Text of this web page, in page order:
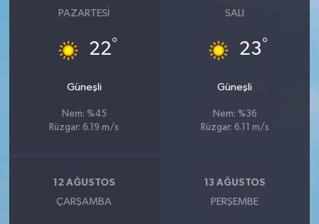
PAZARTESI
22°
Güneşli
Nem: %45
Rüzgar: 6.19 m/s
SALI
23°
Güneşli
Nem: %36
Rüzgar: 6.11 m/s
12 AĞUSTOS
ÇARŞAMBA
13 AĞUSTOS
PERŞEMBE